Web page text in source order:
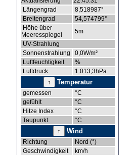
Längengrad
8,518987°
Breitengrad
54,574799°
Höhe über
Meeresspiegel
5m
UV-Strahlung
Sonnenstrahlung
0,0W/m²
Luftfeuchtigkeit
%
Luftdruck
1.013,3hPa
↑ Temperatur
gemessen
°C
gefühlt
°C
Hitze Index
°C
Taupunkt
°C
↑ Wind
Richtung
Nord (°)
Geschwindigkeit
km/h